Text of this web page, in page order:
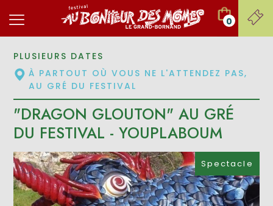
0
Spectacle
PLUSIEURS DATES
À PARTOUT OÙ VOUS NE L'ATTENDEZ PAS,
AU GRÉ DU FESTIVAL
"DRAGON GLOUTON" AU GRÉ
DU FESTIVAL - YOUPLABOUM